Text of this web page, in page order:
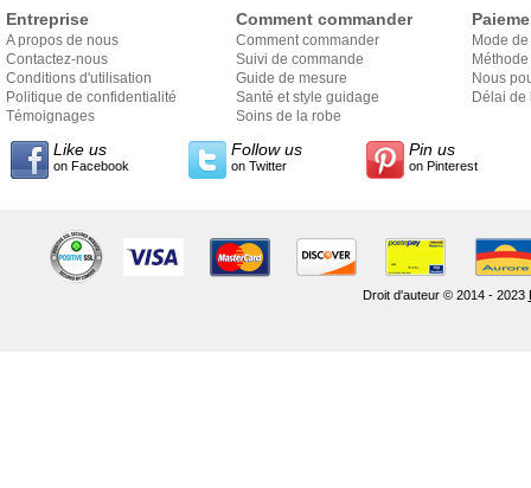
Entreprise
A propos de nous
Contactez-nous
Conditions d'utilisation
Politique de confidentialité
Témoignages
Comment commander
Comment commander
Suivi de commande
Guide de mesure
Santé et style guidage
Soins de la robe
Mode
Nous
Délai de
Like us
on Facebook
Follow us
on Twitter
Pin us
on Pinterest
Droit d'auteur © 2014 - 2023